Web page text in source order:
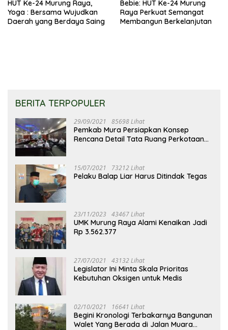
HUT Ke-24 Murung Raya,
Yoga : Bersama Wujudkan
Daerah yang Berdaya Saing
Bebie: HUT Ke-24 Murung
Raya Perkuat Semangat
Membangun Berkelanjutan
BERITA TERPOPULER
29/09/2021 85698 Lihat
Pemkab Mura Persiapkan Konsep
Rencana Detail Tata Ruang Perkotaan
15/07/2021 73212 Lihat
Pelaku Balap Liar Harus Ditindak Tegas
23/11/2023 43467 Lihat
UMK Murung Raya Alami Kenaikan Jadi
Rp 3.562.377
27/07/2021 43132 Lihat
Legislator Ini Minta Skala Prioritas
Kebutuhan Oksigen untuk Medis
02/10/2021 16641 Lihat
Begini Kronologi Terbakarnya Bangunan
Walet Yang Berada di Jalan Muara